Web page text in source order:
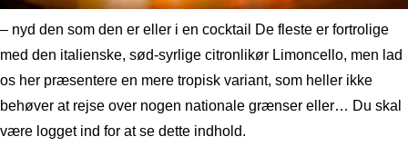
– nyd den som den er eller i en cocktail De fleste er fortrolige
med den italienske, sød-syrlige citronlikør Limoncello, men lad
os her præsentere en mere tropisk variant, som heller ikke
behøver at rejse over nogen nationale grænser eller… Du skal
være logget ind for at se dette indhold.